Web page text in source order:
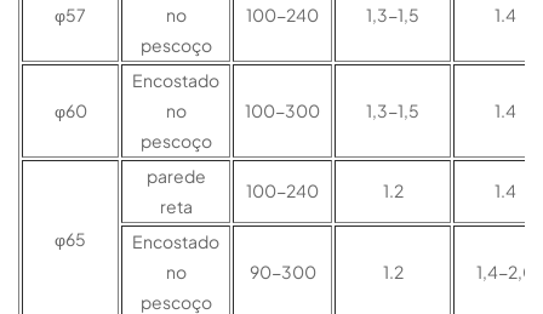
φ57
no
pescoço
100-240 1,3-1,5 1.4
φ60
Encostado
no
pescoço
100-300 1,3-1,5 1.4
φ65
parede
reta
100-240 1.2 1.4
Encostado
no
pescoço
90-300 1.2 1,4-2,0